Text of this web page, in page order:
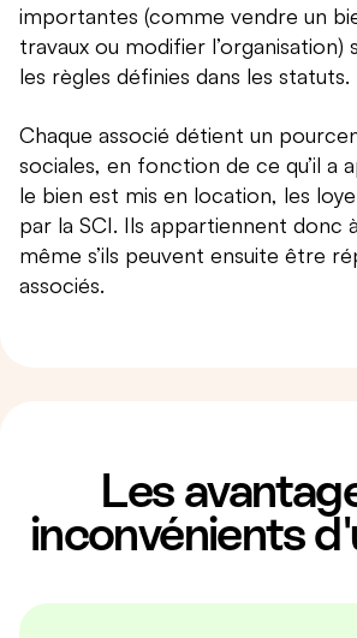
importantes (comme vendre un
travaux ou modifier l’organisation)
les règles définies dans les statuts.
Chaque associé détient un
sociales, en fonction de ce qu’il a
le bien est mis en location, les
par la SCI. Ils appartiennent donc
même s’ils peuvent ensuite être
associés.
Les
inconvénients